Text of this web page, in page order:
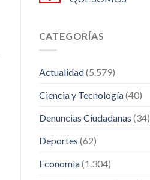
CATEGORÍAS
Actualidad(5.579)
Ciencia y Tecnología(40)
Denuncias Ciudadanas (34)
Deportes (62)
Economía(1.304)